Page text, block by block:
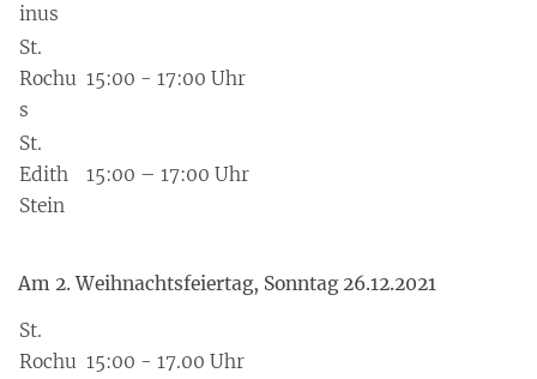
inus
St.
Rochu
s
15:00 - 17:00 Uhr
St.
Edith
Stein
15:00 – 17:00 Uhr
Am 2. Weihnachtsfeiertag, Sonntag 26.12.2021
St.
Rochu 15:00 - 17.00 Uhr